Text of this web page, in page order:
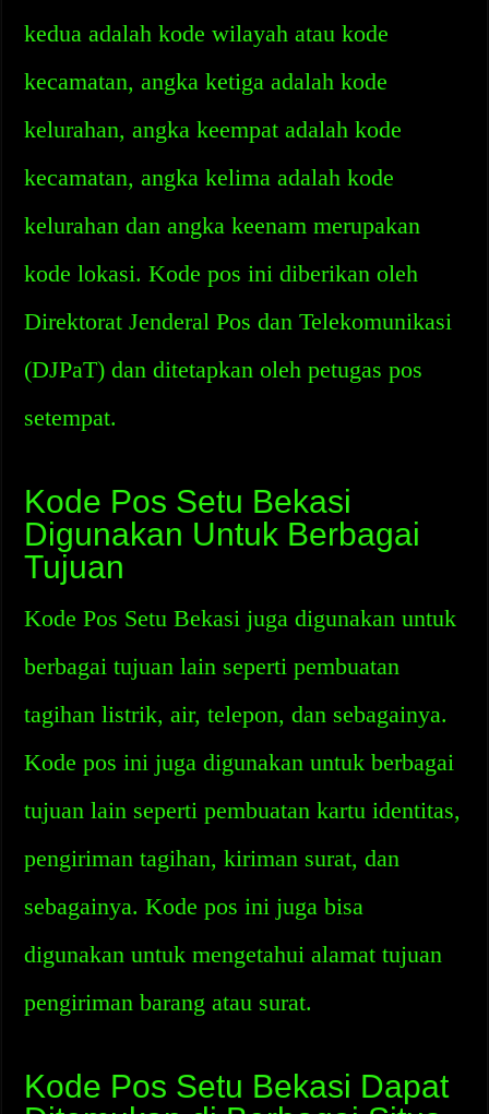
kedua adalah kode wilayah atau kode
kecamatan, angka ketiga adalah kode
kelurahan, angka keempat adalah kode
kecamatan, angka kelima adalah kode
kelurahan dan angka keenam merupakan
kode lokasi. Kode pos ini diberikan oleh
Direktorat Jenderal Pos dan Telekomunikasi
(DJPaT) dan ditetapkan oleh petugas pos
setempat.
Kode Pos Setu Bekasi
Digunakan Untuk Berbagai
Tujuan
Kode Pos Setu Bekasi juga digunakan untuk
berbagai tujuan lain seperti pembuatan
tagihan listrik, air, telepon, dan sebagainya.
Kode pos ini juga digunakan untuk berbagai
tujuan lain seperti pembuatan kartu identitas,
pengiriman tagihan, kiriman surat, dan
sebagainya. Kode pos ini juga bisa
digunakan untuk mengetahui alamat tujuan
pengiriman barang atau surat.
Kode Pos Setu Bekasi Dapat